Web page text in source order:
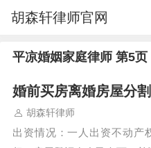
胡森轩律师官网
平凉婚姻家庭律师 第5页
婚前买房离婚房屋分
胡森轩律师
出资情况：一人出资不动产